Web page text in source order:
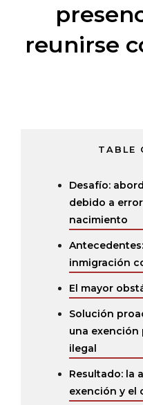
reunirse
TABLE
Desafío:
debido a
nacimiento
inmigración
El mayor
Solución
una exención
ilegal
Resultado: la
exención y el